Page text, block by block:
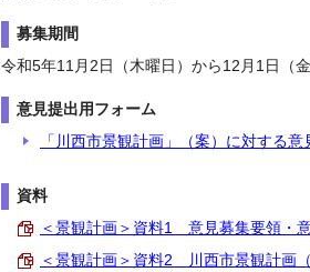
募集期間
令和5年11月2日（木曜日）から12月1日（
意見提出用フォーム
「川西市景観計画」（案）に対する意
資料
＜景観計画＞資料1 意見募集要領・
＜景観計画＞資料2 川西市景観計画